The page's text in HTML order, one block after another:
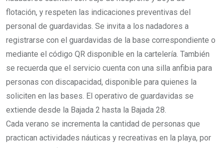
flotación, y respeten las indicaciones preventivas del
personal de guardavidas. Se invita a los nadadores a
registrarse con el guardavidas de la base correspondiente o
mediante el código QR disponible en la cartelería. También
se recuerda que el servicio cuenta con una silla anfibia para
personas con discapacidad, disponible para quienes la
soliciten en las bases. El operativo de guardavidas se
extiende desde la Bajada 2 hasta la Bajada 28.
Cada verano se incrementa la cantidad de personas que
practican actividades náuticas y recreativas en la playa, por